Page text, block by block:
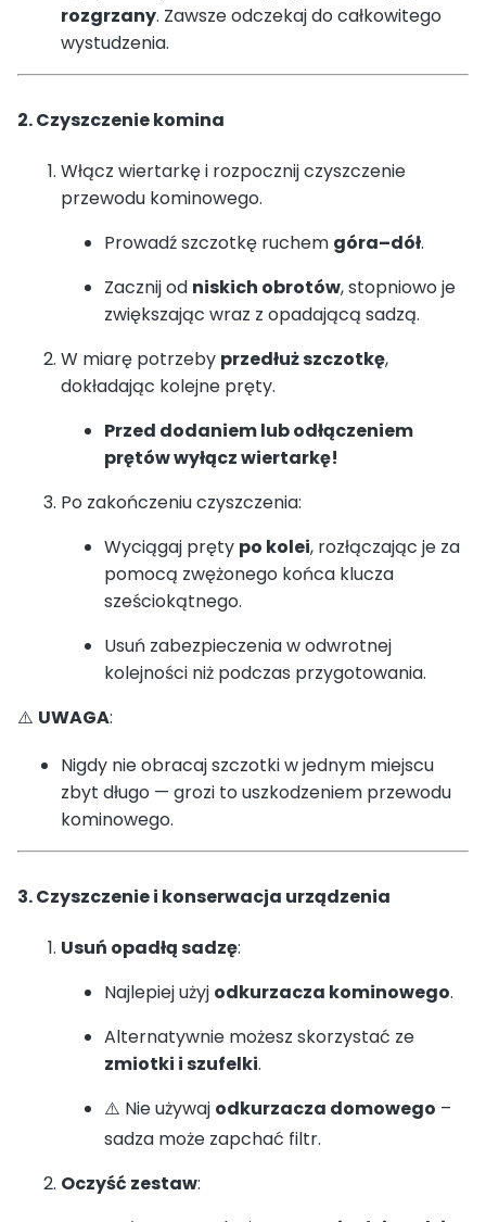
rozgrzany. Zawsze odczekaj do całkowitego
wystudzenia.
2. Czyszczenie komina
Włącz wiertarkę i rozpocznij czyszczenie
przewodu kominowego.
Prowadź szczotkę ruchem góra–dół.
Zacznij od niskich obrotów, stopniowo je
zwiększając wraz z opadającą sadzą.
W miarę potrzeby przedłuż szczotkę,
dokładając kolejne pręty.
Przed dodaniem lub odłączeniem
prętów wyłącz wiertarkę!
Po zakończeniu czyszczenia:
Wyciągaj pręty po kolei, rozłączając je za
pomocą zwężonego końca klucza
sześciokątnego.
Usuń zabezpieczenia w odwrotnej
kolejności niż podczas przygotowania.
⚠️ UWAGA:
Nigdy nie obracaj szczotki w jednym miejscu
zbyt długo — grozi to uszkodzeniem przewodu
kominowego.
3. Czyszczenie i konserwacja urządzenia
Usuń opadłą sadzę:
Najlepiej użyj odkurzacza kominowego.
Alternatywnie możesz skorzystać ze
zmiotki i szufelki.
⚠️ Nie używaj odkurzacza domowego –
sadza może zapchać filtr.
Oczyść zestaw: